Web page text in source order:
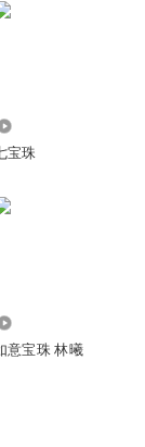
宝珠
意宝珠 林曦